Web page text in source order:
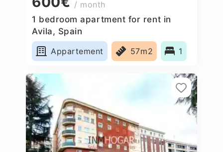
/ month
1 bedroom apartment for rent in
Avila, Spain
Appartement
57m2 1